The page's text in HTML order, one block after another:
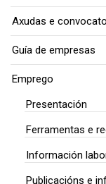
Axudas e
Guía de empresas
Emprego
Presentación
Ferramentas e
Información
Publicacións e